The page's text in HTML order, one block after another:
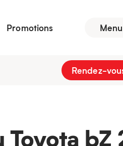
Promotions Menu
Rendez-
Toyota